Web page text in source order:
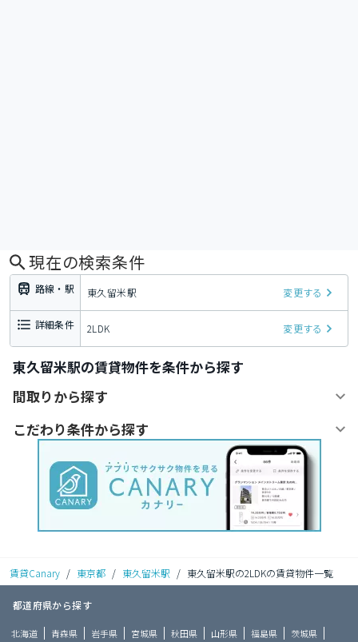
現在の検索条件
路線・駅 東久留米駅 変更する
詳細条件 2LDK 変更する
東久留米駅の賃貸物件を条件から探す
間取りから探す
こだわり条件から探す
賃貸Canary / 東京都 / 東久留米駅 / 東久留米駅の2LDKの賃貸物件一覧
都道府県から探す
北海道 青森県 岩手県 宮城県 秋田県 山形県 福島県 茨城県